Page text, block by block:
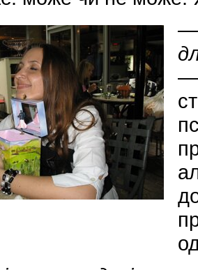
—
—